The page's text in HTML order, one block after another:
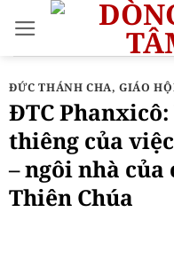
qua
nội
dung
ĐỨC THÁNH CHA,GIÁO
ĐTC
thiêng của
– ngôi nhà của
Thiên Chúa